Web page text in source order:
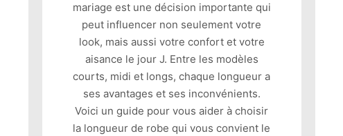
mariage est une décision importante qui
peut influencer non seulement votre
look, mais aussi votre confort et votre
aisance le jour J. Entre les modèles
courts, midi et longs, chaque longueur a
ses avantages et ses inconvénients.
Voici un guide pour vous aider à choisir
la longueur de robe qui vous convient le